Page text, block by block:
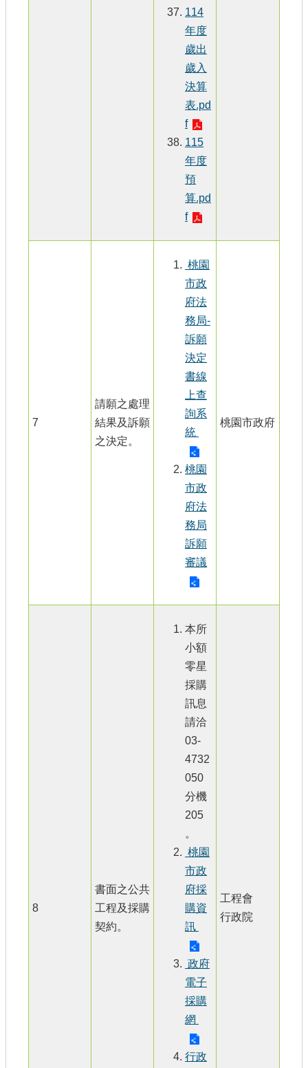
114
年度
歲出
歲入
決算
表.pd
f
115
年度
預
算.pd
f
7
請願之處理
結果及訴願
之決定。
桃園
市政
府法
務局-
訴願
決定
書線
上查
詢系
統
桃園
市政
府法
務局
訴願
審議
桃園市政府
8
書面之公共
工程及採購
契約。
本所
小額
零星
採購
訊息
請洽
03-
4732
050
分機
205
。
桃園
市政
府採
購資
訊
政府
電子
採購
網
行政
工程會
行政院